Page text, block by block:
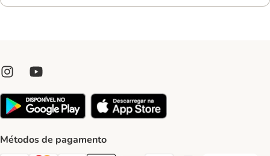
Métodos de pagamento